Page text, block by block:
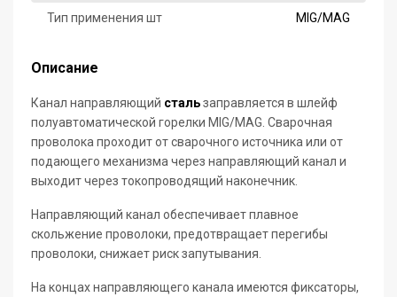
Тип применения шт MIG/MAG
Описание
Канал направляющий стальзаправляется в шлейф
полуавтоматической горелки MIG/MAG. Сварочная
проволока проходит от сварочного источника или от
подающего механизма через направляющий канал и
выходит через токопроводящий наконечник.
Направляющий канал обеспечивает плавное
скольжение проволоки, предотвращает перегибы
проволоки, снижает риск запутывания.
На концах направляющего канала имеются фиксаторы,